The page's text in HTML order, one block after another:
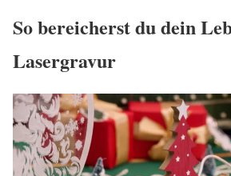
So bereicherst du dein
Lasergravur